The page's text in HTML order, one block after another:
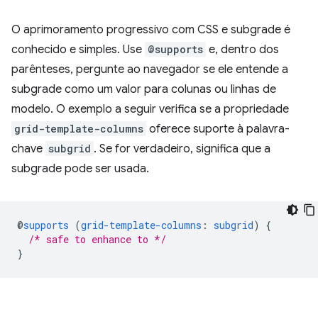
O aprimoramento progressivo com CSS e subgrade é
conhecido e simples. Use @supports e, dentro dos
parênteses, pergunte ao navegador se ele entende a
subgrade como um valor para colunas ou linhas de
modelo. O exemplo a seguir verifica se a propriedade
grid-template-columns oferece suporte à palavra-
chave subgrid . Se for verdadeiro, significa que a
subgrade pode ser usada.
@supports (grid-template-columns : subgrid)
{
/* safe to enhance to */
}